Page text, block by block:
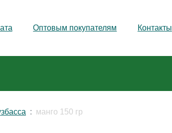
Оптовым покупателям Контакты
манго 150 гр